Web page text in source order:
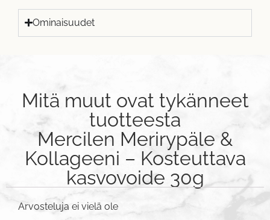
Ominaisuudet
Mitä muut ovat tykänneet
tuotteesta
Mercilen Merirypäle &
Kollageeni – Kosteuttava
kasvovoide 30g
Arvosteluja ei vielä ole